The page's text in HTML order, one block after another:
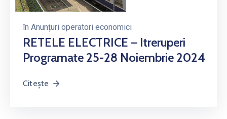
în Anunțuri operatori economici
RETELE ELECTRICE – Itreruperi
Programate 25-28 Noiembrie 2024
Citește